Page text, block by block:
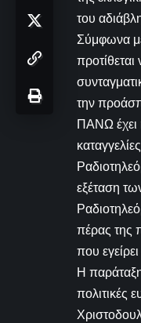
του
Σύμφωνα
την
ΠΑΝΩ έχει
εξέταση
πέρας της
που
Η παράταξη
πολιτικές